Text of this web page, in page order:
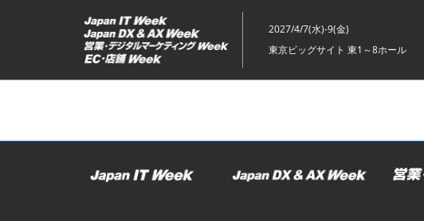
ッ
2027/4/7(水)-9(金)
東京ビッグサイト 東1～8ホール